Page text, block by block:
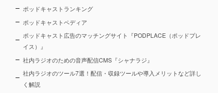
ポッドキャストランキング
ポッドキャストペディア
ポッドキャスト広告のマッチングサイト『PODPLACE（ポッドプレ
イス）』
社内ラジオのための音声配信CMS『シャナラジ』
社内ラジオのツール7選！配信・収録ツールや導入メリットなど詳し
く解説